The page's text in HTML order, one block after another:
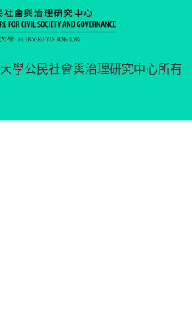
學公民社會與治理研究中心所有